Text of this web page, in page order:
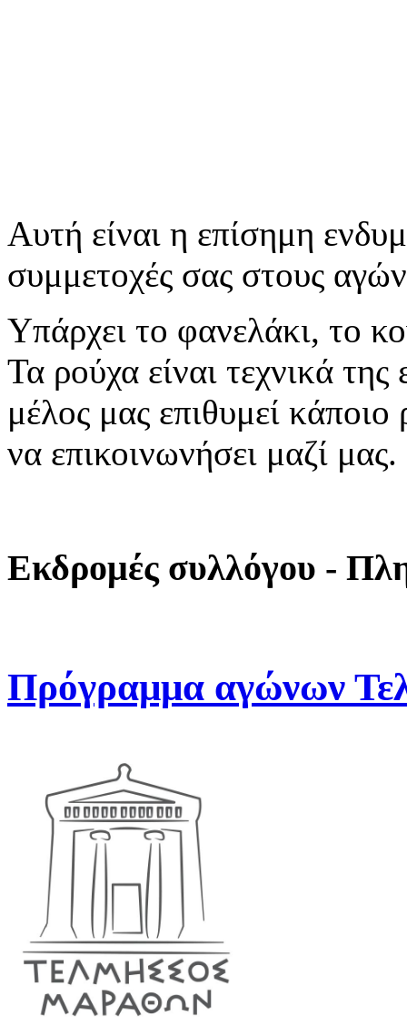
Αυτή είναι η επίσημη
συμμετοχές σας στους
Υπάρχει το φανελάκι, το
Τα ρούχα είναι τεχνικά
μέλος μας επιθυμεί
να επικοινωνήσει μαζί μας.
Εκδρομές συλλόγου -
Πρόγραμμα αγώνων